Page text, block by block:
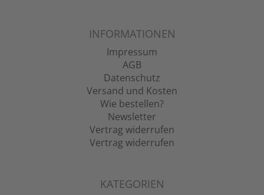
INFORMATIONEN
Impressum
AGB
Datenschutz
Versand und Kosten
Wie bestellen?
Newsletter
Vertrag widerrufen
Vertrag widerrufen
KATEGORIEN